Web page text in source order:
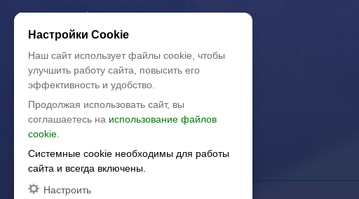
Политика конфиденциальности
Настройки Cookie
Наш сайт использует файлы cookie, чтобы
улучшить работу сайта, повысить его
эффективность и удобство.
Продолжая использовать сайт, вы
соглашаетесь на использование файлов
cookie.
Системные cookie необходимы для работы
сайта и всегда включены.
Настроить